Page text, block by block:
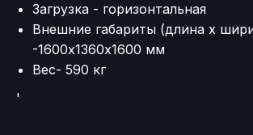
Загрузка - горизонтальная
Внешние габариты (длина х
-1600х1360х1600 мм
Вес- 590 кг
'